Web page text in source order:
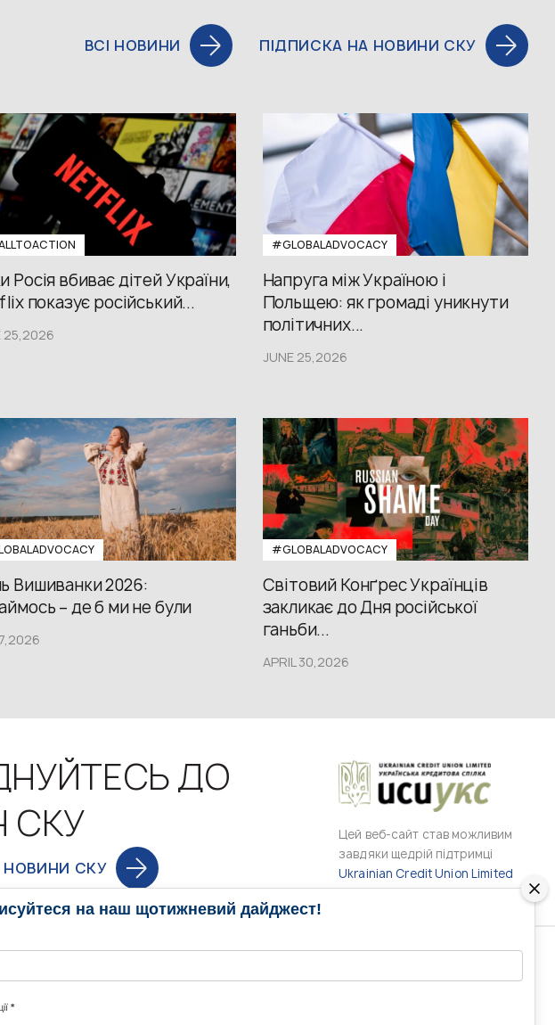
ВСІ НОВИНИ ПІДПИСКА НА НОВИНИ СКУ
Росія вбиває дітей України,
показує російський...
25,2026
#GLOBALADVOCACY
Напруга між Україною і
Польщею: як громаді уникнути
політичних...
JUNE 25,2026
Вишиванки 2026:
– де б ми не були
#GLOBALADVOCACY
Світовий Конґрес Українців
закликає до Дня російської
ганьби...
APRIL 30,2026
ДО
СКУ
НОВИНИ СКУ
Цей веб-сайт став можливим
завдяки щедрій підтримці
Ukrainian Credit Union Limited
ПРОГРАМИ МЕДІА КОНТАКТИ
на наш щотижневий дайджест!
*